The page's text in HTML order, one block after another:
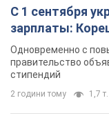
Американские
ограничены